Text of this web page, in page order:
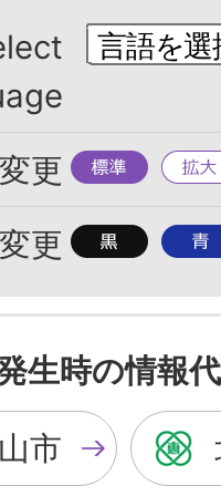
更 標
準
拡
大
更 背
色
を
黒
色
に
背
色
を
青
色
に
生時の情報
市